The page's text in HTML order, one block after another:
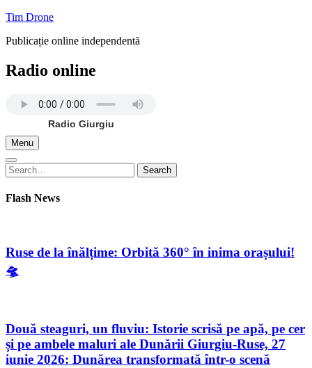
Tim Drone
Publicație online independentă
Radio online
Radio Giurgiu
Menu
Search
for:
Search
Flash News
Ruse de la înălțime: Orbită 360° în inima orașului!
🛸
Două steaguri, un fluviu: Istorie scrisă pe apă, pe cer
și pe ambele maluri ale Dunării Giurgiu-Ruse, 27
iunie 2026: Dunărea transformată într-o scenă